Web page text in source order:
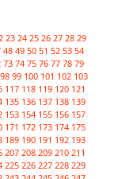
23 24 25 26 27 28 29
48 49 50 51 52 53 54
73 74 75 76 77 78 79
98 99 100 101 102 103
117 118 119 120 121
135 136 137 138 139
153 154 155 156 157
171 172 173 174 175
189 190 191 192 193
207 208 209 210 211
225 226 227 228 229